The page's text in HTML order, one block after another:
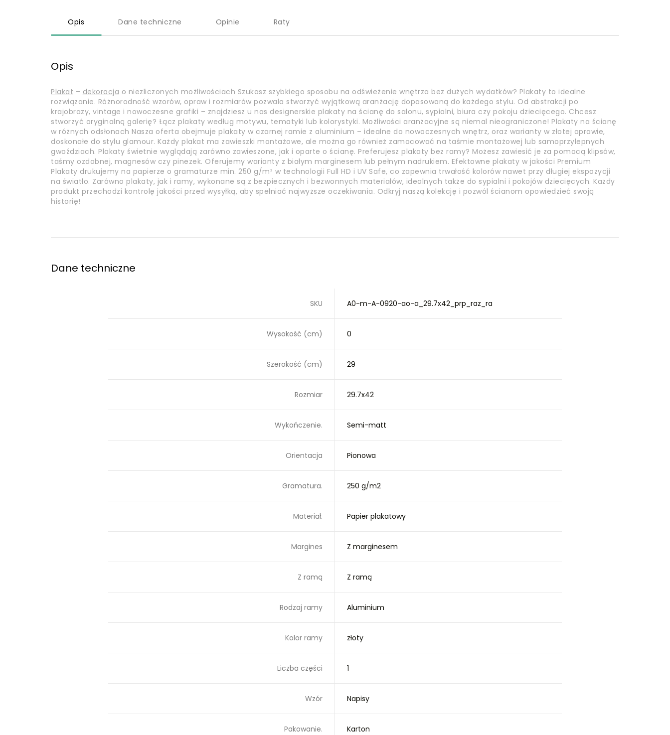
Opis Dane techniczne Opinie Raty
Opis
Plakat – dekoracja o niezliczonych możliwościach Szukasz szybkiego sposobu na odświeżenie wnętrza bez dużych wydatków? Plakaty to idealne
rozwiązanie. Różnorodność wzorów, opraw i rozmiarów pozwala stworzyć wyjątkową aranżację dopasowaną do każdego stylu. Od abstrakcji po
krajobrazy, vintage i nowoczesne grafiki – znajdziesz u nas designerskie plakaty na ścianę do salonu, sypialni, biura czy pokoju dziecięcego. Chcesz
stworzyć oryginalną galerię? Łącz plakaty według motywu, tematyki lub kolorystyki. Możliwości aranżacyjne są niemal nieograniczone! Plakaty na ścianę
w różnych odsłonach Nasza oferta obejmuje plakaty w czarnej ramie z aluminium – idealne do nowoczesnych wnętrz, oraz warianty w złotej oprawie,
doskonałe do stylu glamour. Każdy plakat ma zawieszki montażowe, ale można go również zamocować na taśmie montażowej lub samoprzylepnych
gwoździach. Plakaty świetnie wyglądają zarówno zawieszone, jak i oparte o ścianę. Preferujesz plakaty bez ramy? Możesz zawiesić je za pomocą klipsów,
taśmy ozdobnej, magnesów czy pinezek. Oferujemy warianty z białym marginesem lub pełnym nadrukiem. Efektowne plakaty w jakości Premium
Plakaty drukujemy na papierze o gramaturze min. 250 g/m² w technologii Full HD i UV Safe, co zapewnia trwałość kolorów nawet przy długiej ekspozycji
na światło. Zarówno plakaty, jak i ramy, wykonane są z bezpiecznych i bezwonnych materiałów, idealnych także do sypialni i pokojów dziecięcych. Każdy
produkt przechodzi kontrolę jakości przed wysyłką, aby spełniać najwyższe oczekiwania. Odkryj naszą kolekcję i pozwól ścianom opowiedzieć swoją
historię!
Dane techniczne
SKU A0-m-A-0920-ao-a_29.7x42_prp_raz_ra
Wysokość (cm) 0
Szerokość (cm) 29
Rozmiar 29.7x42
Wykończenie. Semi-matt
Orientacja Pionowa
Gramatura. 250 g/m2
Materiał. Papier plakatowy
Margines Z marginesem
Z ramą Z ramą
Rodzaj ramy Aluminium
Kolor ramy złoty
Liczba części 1
Wzór Napisy
Pakowanie. Karton